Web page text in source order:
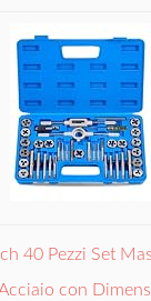
40 Pezzi Set
con